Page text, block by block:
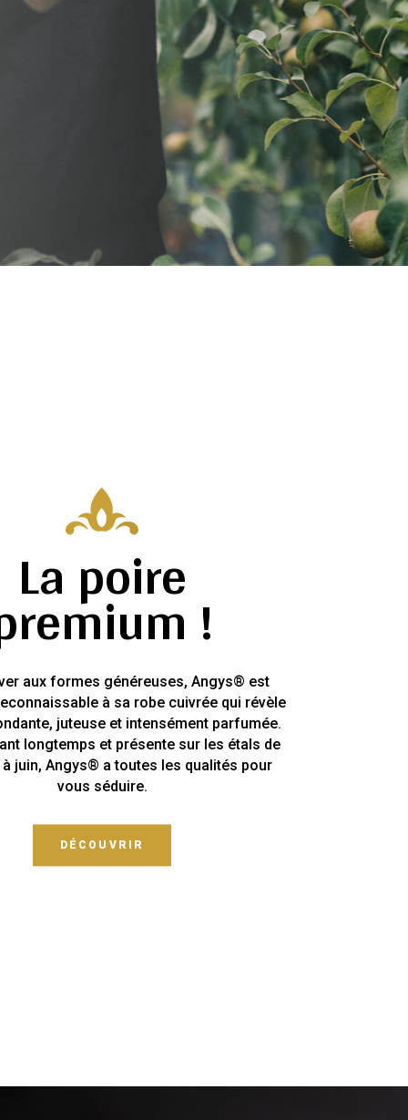
La poire!
aux formes généreuses, Angys® est
à sa robe cuivrée qui révèle
juteuse et intensément parfumée.
longtemps et présente sur les étals de
juin, Angys® a toutes les qualités pour
vous séduire.
DÉCOUVRIR